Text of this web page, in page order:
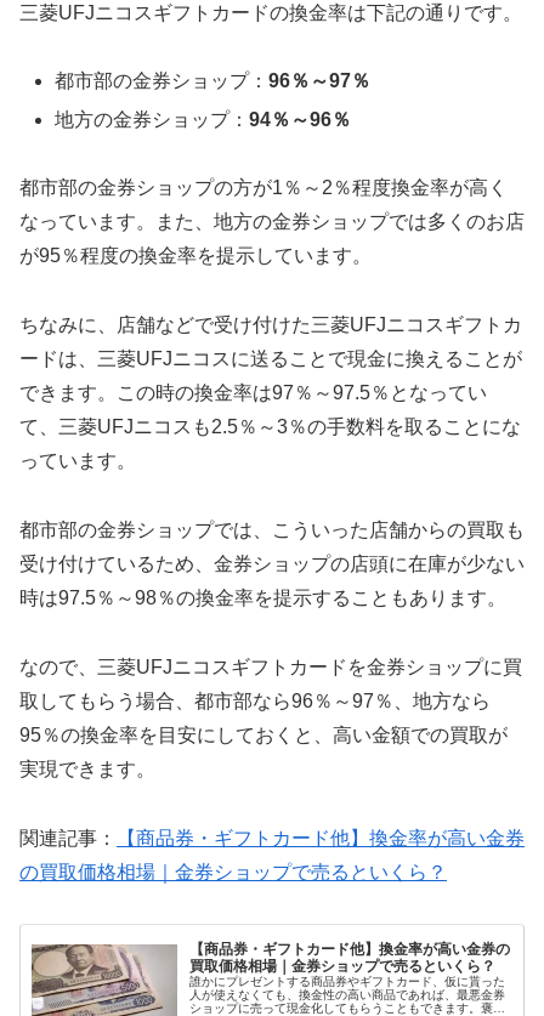
三菱UFJニコスギフトカードの換金率は下記の通りです。
都市部の金券ショップ：96％～97％
地方の金券ショップ：94％～96％
都市部の金券ショップの方が1％～2％程度換金率が高く
なっています。また、地方の金券ショップでは多くのお店
が95％程度の換金率を提示しています。
ちなみに、店舗などで受け付けた三菱UFJニコスギフトカ
ードは、三菱UFJニコスに送ることで現金に換えることが
できます。この時の換金率は97％～97.5％となってい
て、三菱UFJニコスも2.5％～3％の手数料を取ることにな
っています。
都市部の金券ショップでは、こういった店舗からの買取も
受け付けているため、金券ショップの店頭に在庫が少ない
時は97.5％～98％の換金率を提示することもあります。
なので、三菱UFJニコスギフトカードを金券ショップに買
取してもらう場合、都市部なら96％～97％、地方なら
95％の換金率を目安にしておくと、高い金額での買取が
実現できます。
関連記事：
【商品券・ギフトカード他】換金率が高い金券
の買取価格相場｜金券ショップで売るといくら？
【商品券・ギフトカード他】換金率が高い金券の
買取価格相場｜金券ショップで売るといくら？
誰かにプレゼントする商品券やギフトカード、仮に貰った
人が使えなくても、換金性の高い商品であれば、最悪金券
ショップに売って現金化してもらうこともできます。褒め